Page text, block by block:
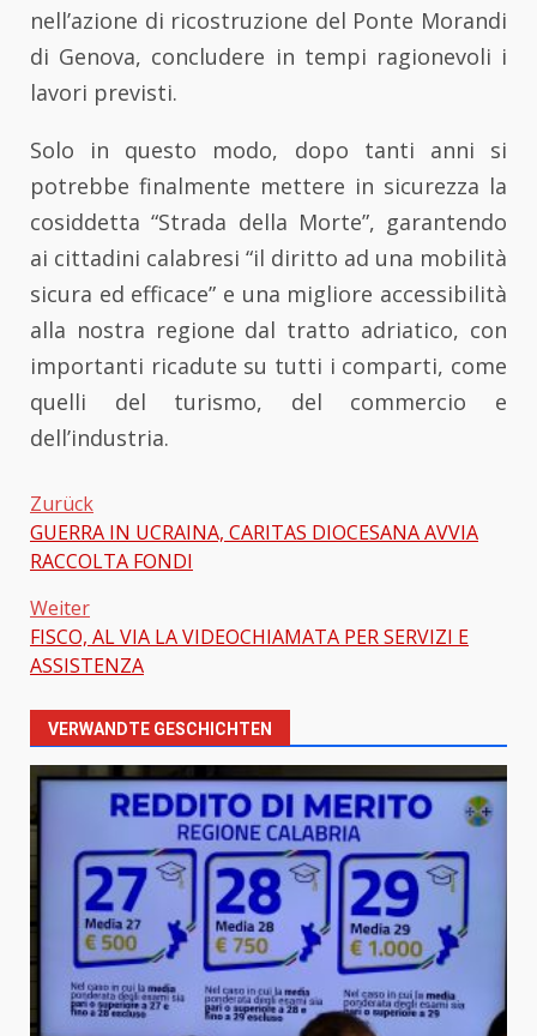
nell’azione di ricostruzione del Ponte Morandi
di Genova, concludere in tempi ragionevoli i
lavori previsti.
Solo in questo modo, dopo tanti anni si
potrebbe finalmente mettere in sicurezza la
cosiddetta “Strada della Morte”, garantendo
ai cittadini calabresi “il diritto ad una mobilità
sicura ed efficace” e una migliore accessibilità
alla nostra regione dal tratto adriatico, con
importanti ricadute su tutti i comparti, come
quelli del turismo, del commercio e
dell’industria.
Beitragsnavigation
Zurück
GUERRA IN UCRAINA, CARITAS DIOCESANA AVVIA
RACCOLTA FONDI
Weiter
FISCO, AL VIA LA VIDEOCHIAMATA PER SERVIZI E
ASSISTENZA
VERWANDTE GESCHICHTEN